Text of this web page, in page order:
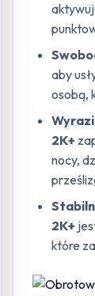
aby
osobą,
2K+
nocy,
2K+
które